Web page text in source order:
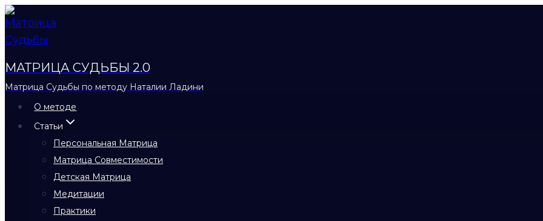
Перейти
к
содержимому
МАТРИЦА СУДЬБЫ 2.0
Матрица Судьбы по методу Наталии Ладини
О методе
Статьи
Персональная Матрица
Матрица Совместимости
Детская Матрица
Медитации
Практики